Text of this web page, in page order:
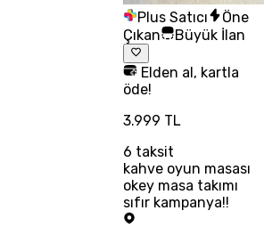
Plus Satıcı
Öne
Çıkan
Büyük İlan
Elden al, kartla
öde!
3.999 TL
6 taksit
kahve oyun masası
okey masa takımı
sıfır kampanya!!